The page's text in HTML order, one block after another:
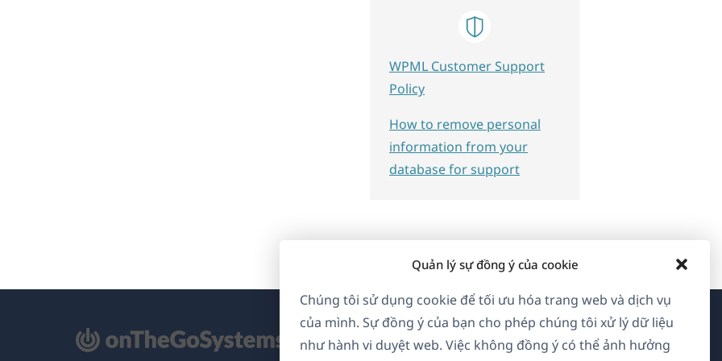
Quản lý sự đồng ý của cookie
Chúng tôi sử dụng cookie để tối ưu hóa trang web và dịch vụ
của mình. Sự đồng ý của bạn cho phép chúng tôi xử lý dữ liệu
như hành vi duyệt web. Việc không đồng ý có thể ảnh hưởng
WPML Customer Support
Policy
How to remove personal
information from your
database for support
Về WPML